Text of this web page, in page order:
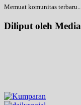
Memuat komunitas terbaru...
Diliput oleh Media